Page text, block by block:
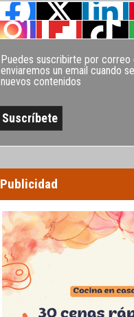
Puedes suscribirte por
enviaremos un email cuando
nuevos contenidos
Publicidad